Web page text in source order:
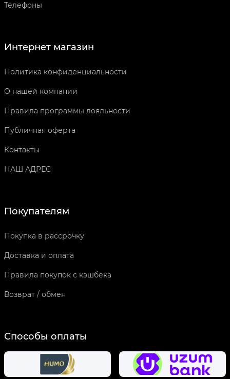
Телефоны
Интернет магазин
Политика конфиденциальности
О нашей компании
Правила программы лояльности
Публичная оферта
Контакты
НАШ АДРЕС
Покупателям
Покупка в рассрочку
Доставка и оплата
Правила покупок с кэшбека
Возврат / обмен
Способы оплаты